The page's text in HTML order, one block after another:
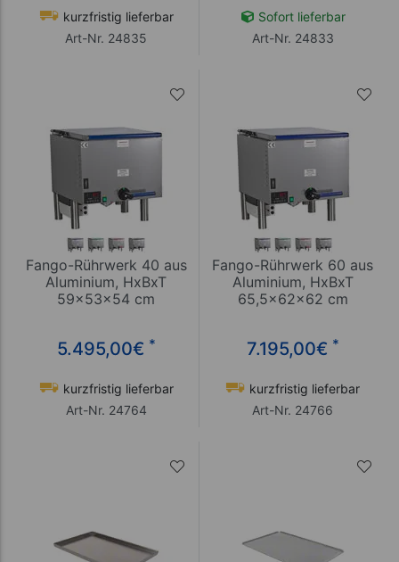
kurzfristig lieferbar
Art-Nr. 24835
Sofort lieferbar
Art-Nr. 24833
Fango-Rührwerk 40 aus
Aluminium, HxBxT
59x53x54 cm
5.495,00€ *
kurzfristig lieferbar
Art-Nr. 24764
Fango-Rührwerk 60 aus
Aluminium, HxBxT
65,5x62x62 cm
7.195,00€ *
kurzfristig lieferbar
Art-Nr. 24766